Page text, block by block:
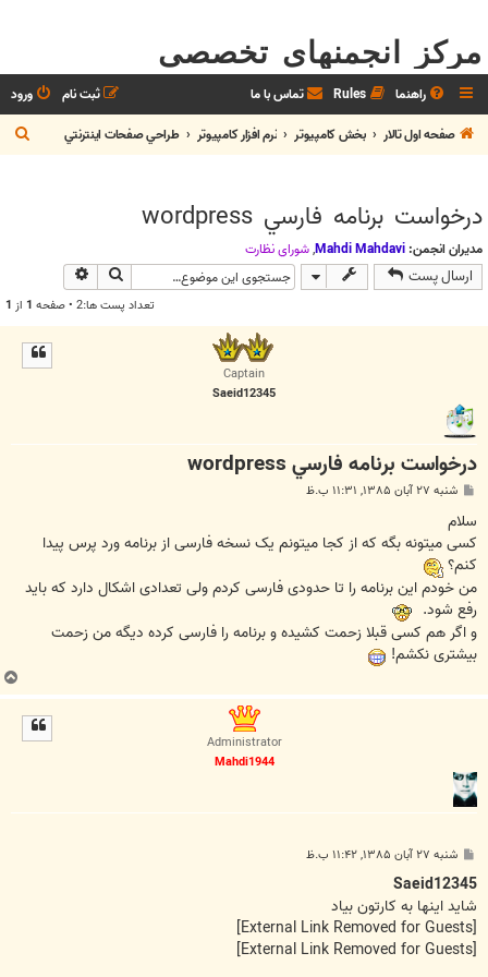
مرکز انجمنهای تخصصی
راهنما Rules تماس با ما ورود
ثبت نام
صفحه اول تالار
بخش كامپيوتر نرم افزار كامپيوتر طراحي صفحات اينترنتي
س
درخواست برنامه فارسي wordpress
مدیران انجمن: Mahdi Mahdavi
,شوراي نظارت
ارسال پست جستجو
تعداد پست ها:2 • صفحه 1 از 1
Captain
Saeid12345
درخواست برنامه فارسي wordpress
ت
شنبه ۲۷ آبان ۱۳۸۵, ۱۱:۳۱ ب.ظ
سلام
کسی میتونه بگه که از کجا میتونم یک نسخه فارسی از برنامه ورد پرس پیدا
کنم؟
من خودم این برنامه را تا حدودی فارسی کردم ولی تعدادی اشکال دارد که باید
رفع شود.
و اگر هم کسی قبلا زحمت کشیده و برنامه را فارسی کرده دیگه من زحمت
بیشتری نکشم!
Administrator
Mahdi1944
ت
شنبه ۲۷ آبان ۱۳۸۵, ۱۱:۴۲ ب.ظ
Saeid12345
شايد اينها به کارتون بياد
[External Link Removed for Guests]
[External Link Removed for Guests]